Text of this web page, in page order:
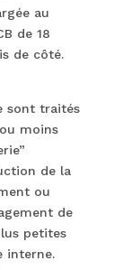
au
de 18
de côté.
sont traités
moins
de la
ou
de
petites
interne.